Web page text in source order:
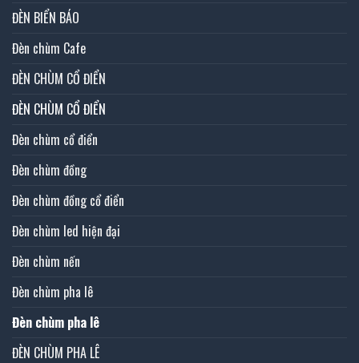
ĐÈN BIỂN BÁO
Đèn chùm Cafe
ĐÈN CHÙM CỔ ĐIỂN
ĐÈN CHÙM CỔ ĐIỂN
Đèn chùm cổ điển
Đèn chùm đồng
Đèn chùm đồng cổ điển
Đèn chùm led hiện đại
Đèn chùm nến
Đèn chùm pha lê
Đèn chùm pha lê
ĐÈN CHÙM PHA LÊ